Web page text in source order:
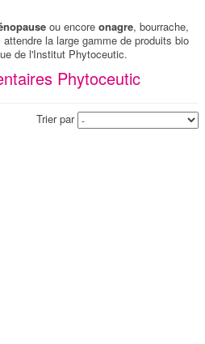
ou encore onagre, bourrache,
la large gamme de produits bio
de l'Institut Phytoceutic.
Phytoceutic
Trier par